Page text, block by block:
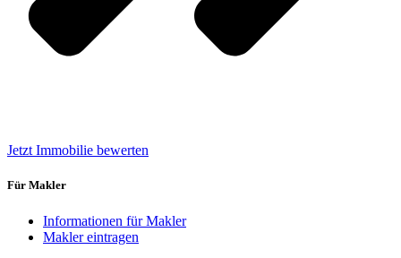
Jetzt Immobilie bewerten
Für Makler
Informationen für Makler
Makler eintragen